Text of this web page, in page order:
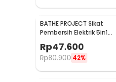
BATHE PROJECT Sikat
Pembersih Elektrik 5in1
Magic Brush Rechargeable
- WQ8110
Rp47.600
Rp80.900 42%